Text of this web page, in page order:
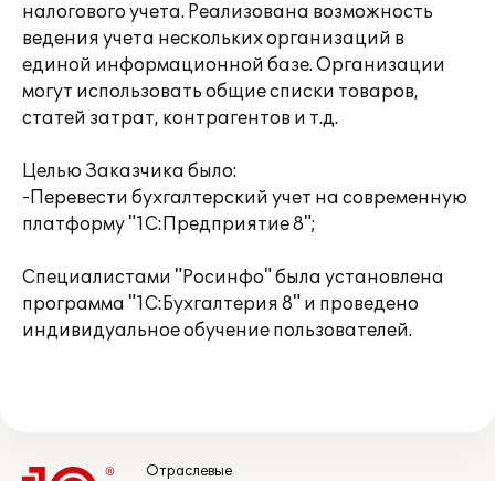
налогового учета. Реализована возможность
ведения учета нескольких организаций в
единой информационной базе. Организации
могут использовать общие списки товаров,
статей затрат, контрагентов и т.д.
Целью Заказчика было:
-Перевести бухгалтерский учет на современную
платформу "1С:Предприятие 8";
Специалистами "Росинфо" была установлена
программа "1С:Бухгалтерия 8" и проведено
индивидуальное обучение пользователей.
Отраслевые